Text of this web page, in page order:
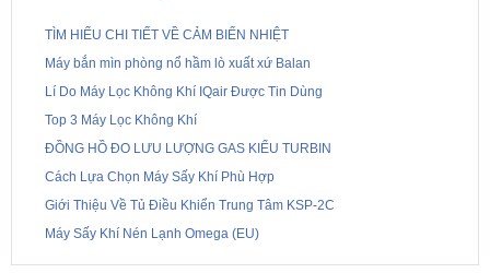
TÌM HIỂU CHI TIẾT VỀ CẢM BIẾN NHIỆT
Máy bắn mìn phòng nổ hầm lò xuất xứ Balan
Lí Do Máy Lọc Không Khí IQair Được Tin Dùng
Top 3 Máy Lọc Không Khí
ĐỒNG HỒ ĐO LƯU LƯỢNG GAS KIỂU TURBIN
Cách Lựa Chọn Máy Sấy Khí Phù Hợp
Giới Thiệu Về Tủ Điều Khiển Trung Tâm KSP-2C
Máy Sấy Khí Nén Lạnh Omega (EU)